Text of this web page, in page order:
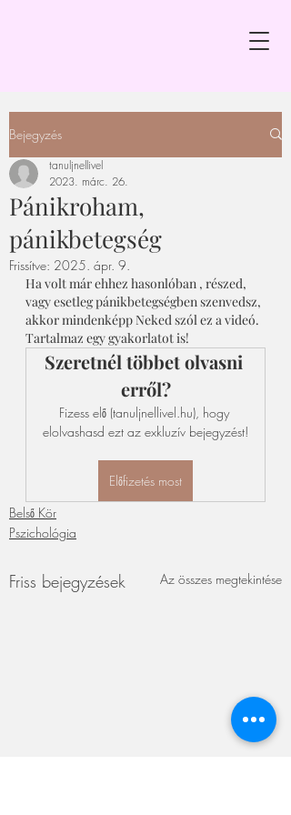
Bejegyzés
Pánikroham,
pánikbetegség
tanuljnellivel
2023. márc. 26.
Frissítve: 2025. ápr. 9.
Ha volt már ehhez hasonlóban , részed,
vagy esetleg pánikbetegségben szenvedsz,
akkor mindenképp Neked szól ez a videó.
Tartalmaz egy gyakorlatot is!
Szeretnél többet olvasni
erről?
Fizess elő (tanuljnellivel.hu), hogy
elolvashasd ezt az exkluzív bejegyzést!
Előfizetés most
Belső Kör
Pszichológia
Friss bejegyzések Az összes megtekintése